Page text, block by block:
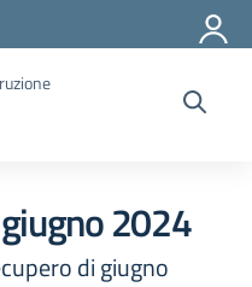
2024
di giugno